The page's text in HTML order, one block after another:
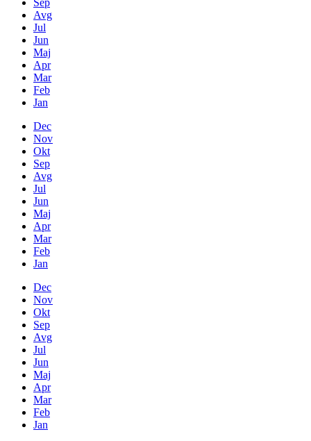
Avg
Jul
Jun
Maj
Apr
Mar
Feb
Jan
Dec
Nov
Okt
Sep
Avg
Jul
Jun
Maj
Apr
Mar
Feb
Jan
Dec
Nov
Okt
Sep
Avg
Jul
Jun
Maj
Apr
Mar
Feb
Jan